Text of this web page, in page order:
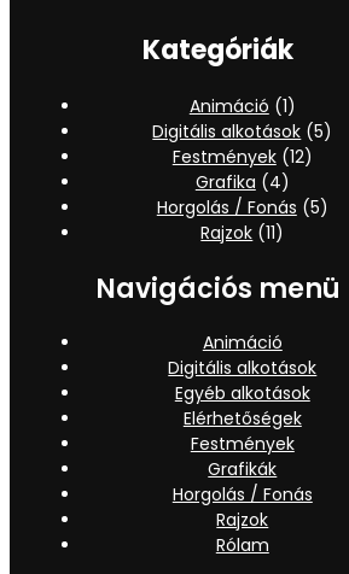
Kategóriák
Animáció (1)
Digitális alkotások (5)
Festmények(12)
Grafika (4)
Horgolás / Fonás (5)
Rajzok (11)
Navigációs menü
Animáció
Digitális alkotások
Egyéb alkotások
Elérhetőségek
Festmények
Grafikák
Horgolás / Fonás
Rajzok
Rólam